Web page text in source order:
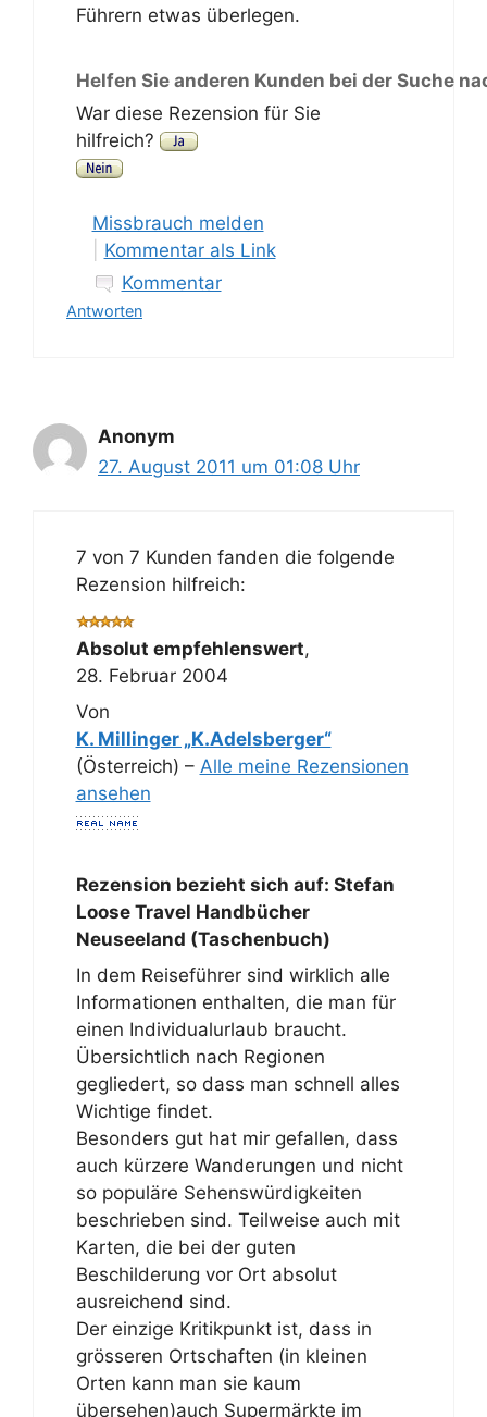
Führern etwas überlegen.
Helfen Sie anderen Kunden bei der Suche
War diese Rezension für Sie
hilfreich?
Missbrauch melden
Kommentar als Link
Kommentar
Antworten
Anonym
27. August 2011 um 01:08 Uhr
7 von 7 Kunden fanden die folgende
Rezension hilfreich:
Absolut empfehlenswert,
28. Februar 2004
Von
K. Millinger „K.Adelsberger“
(Österreich) – Alle meine Rezensionen
ansehen
Rezension bezieht sich auf: Stefan
Loose Travel Handbücher
Neuseeland (Taschenbuch)
In dem Reiseführer sind wirklich alle
Informationen enthalten, die man für
einen Individualurlaub braucht.
Übersichtlich nach Regionen
gegliedert, so dass man schnell alles
Wichtige findet.
Besonders gut hat mir gefallen, dass
auch kürzere Wanderungen und nicht
so populäre Sehenswürdigkeiten
beschrieben sind. Teilweise auch mit
Karten, die bei der guten
Beschilderung vor Ort absolut
ausreichend sind.
Der einzige Kritikpunkt ist, dass in
grösseren Ortschaften (in kleinen
Orten kann man sie kaum
übersehen)auch Supermärkte im